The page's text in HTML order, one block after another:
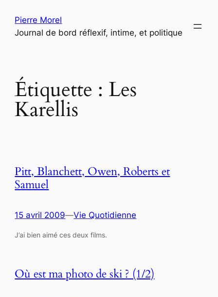
contenu
Pierre Morel
Journal de bord réflexif, intime, et politique
Étiquette :Les
Karellis
Pitt, Blanchett, Owen, Roberts et
Samuel
15 avril 2009—Vie Quotidienne
J’ai bien aimé ces deux films.
Où est ma photo de ski ? (1/2)